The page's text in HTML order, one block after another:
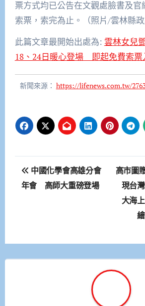
票方式均已公告在文觀處臉書及官
索票，索完為止。（照片/雲林縣政
此篇文章最開始出處為: 雲林女兒
18、24日暖心登場 即起免費索票
新聞來源： https://lifenews.com.tw/
文
章
中國化學會高雄分會
年會 高師大重磅登場
高市圖
現台
大海